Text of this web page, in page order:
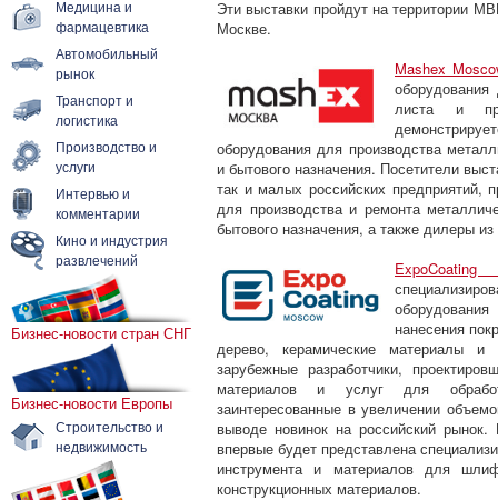
Медицина и
фармацевтика
Автомобильный
рынок
Транспорт и
логистика
Производство и
услуги
Интервью и
комментарии
Кино и индустрия
развлечений
Бизнес-новости стран СНГ
Бизнес-новости Европы
Строительство и
недвижимость
Эти выставки пройдут на территории
Москве.
Mashex
листа и
оборудования для производства
и бытового назначения. Посетители
так и малых российских предприятий,
для производства и ремонта
бытового назначения, а также дилеры
ExpoCoating
нанесения
дерево, керамические материалы
зарубежные разработчики,
материалов и услуг для
заинтересованные в увеличении
выводе новинок на российский
впервые будет представлена
инструмента и материалов для
конструкционных материалов.